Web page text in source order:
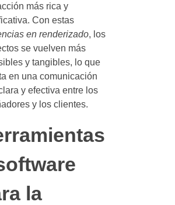
más rica y
Con estas
en renderizado, los
se vuelven más
y tangibles, lo que
en una comunicación
y efectiva entre los
y los clientes.
la